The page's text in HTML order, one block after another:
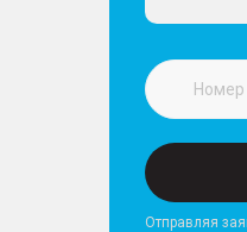
Отправляя